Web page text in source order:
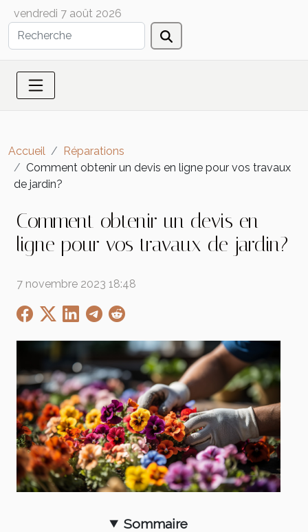
vendredi 7 août 2026
Accueil
Réparations
Comment obtenir un devis en ligne pour vos travaux
de jardin?
Comment obtenir un devis en
ligne pour vos travaux de jardin?
7 novembre 2023 18:48
Sommaire